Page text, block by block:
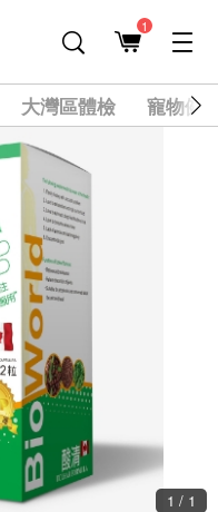
1
大灣區體檢 寵物健
1 / 1